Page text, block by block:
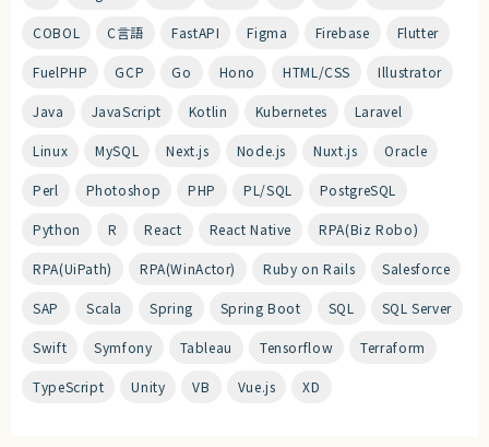
COBOL C言語 FastAPI Figma Firebase Flutter
FuelPHP GCP Go Hono HTML/CSS Illustrator
Java JavaScript Kotlin Kubernetes Laravel
Linux MySQL Next.js Node.js Nuxt.js Oracle
Perl Photoshop PHP PL/SQL PostgreSQL
Python R React React Native RPA(Biz Robo)
RPA(UiPath) RPA(WinActor) Ruby on Rails Salesforce
SAP Scala Spring Spring Boot SQL SQL Server
Swift Symfony Tableau Tensorflow Terraform
TypeScript Unity VB Vue.js XD